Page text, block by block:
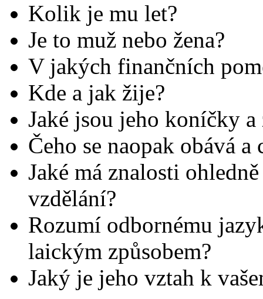
Kolik je mu let?
Je to muž nebo žena?
V jakých finančních
Kde a jak žije?
Jaké jsou jeho koníčky a
Čeho se naopak obává
Jaké má znalosti
vzdělání?
Rozumí odbornému
laickým způsobem?
Jaký je jeho vztah k